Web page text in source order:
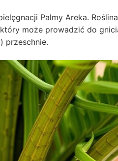
Palmy Areka.
może prowadzić do
przeschnie.